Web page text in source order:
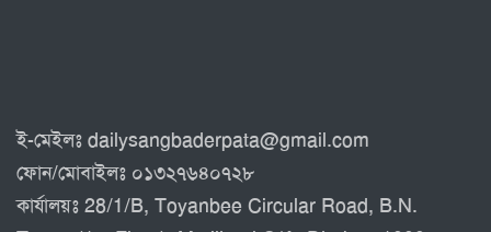
ই-মেইলঃ dailysangbaderpata@gmail.com
ফোন/মোবাইলঃ ০১৩২৭৬৪০৭২৮
কার্যালয়ঃ 28/1/B, Toyanbee Circular Road, B.N.